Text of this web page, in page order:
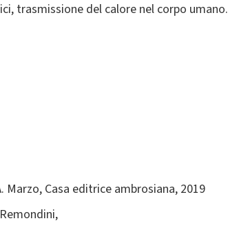
trasmissione del calore nel corpo umano.
Marzo, Casa editrice ambrosiana, 2019